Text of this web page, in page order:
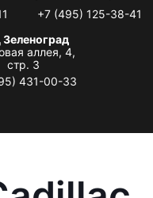
+7 (495) 125-38-41
аллея, 4,
стр. 3
431-00-33